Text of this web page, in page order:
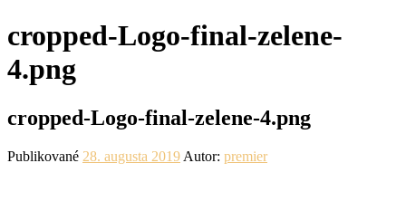
cropped-Logo-final-zelene-
4.png
cropped-Logo-final-zelene-4.png
Publikované 28. augusta 2019 Autor: premier